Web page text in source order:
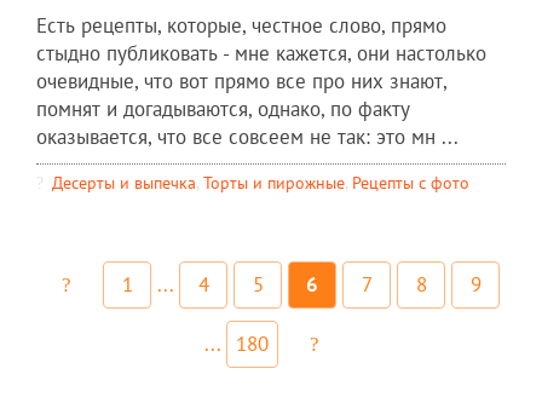
Есть рецепты, которые, честное слово, прямо
стыдно публиковать - мне кажется, они настолько
очевидные, что вот прямо все про них знают,
помнят и догадываются, однако, по факту
оказывается, что все совсеем не так: это мн ...
Десерты и выпечка, Торты и пирожные, Рецепты c фото
1 ... 4 5 6 7 8 9
... 180